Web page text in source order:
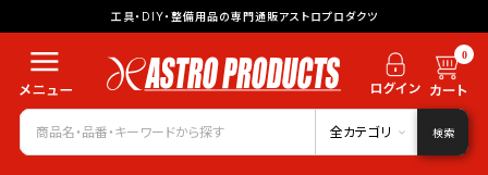
工具・DIY・整備用品の専門通販アストロプロダクツ
0
全カテゴリ 検索